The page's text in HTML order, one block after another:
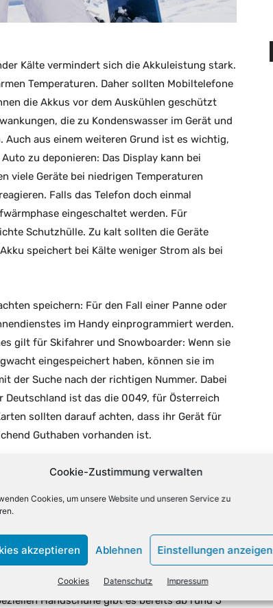
Cookie-Zustimmung verwalten
Cookies, um unsere Website und unseren Service zu
akzeptieren Ablehnen Einstellungen anzeigen
Cookies Datenschutz Impressum
Kälte vermindert sich die Akkuleistung stark.
Temperaturen. Daher sollten Mobiltelefone
die Akkus vor dem Auskühlen geschützt
die zu Kondenswasser im Gerät und
aus einem weiteren Grund ist es wichtig,
zu deponieren: Das Display kann bei
viele Geräte bei niedrigen Temperaturen
Falls das Telefon doch einmal
eingeschaltet werden. Für
Schutzhülle. Zu kalt sollten die Geräte
speichert bei Kälte weniger Strom als bei
speichern: Für den Fall einer Panne oder
im Handy einprogrammiert werden.
gilt für Skifahrer und Snowboarder: Wenn sie
eingespeichert haben, können sie im
der Suche nach der richtigen Nummer. Dabei
Deutschland ist das die 0049, für Österreich
sollten darauf achten, dass ihr Gerät für
Guthaben vorhanden ist.
bei dem der Handy-Besitzer nicht mehr
retten. Die Notrufleitstellen können
können Handybesitzer ihre Mobiltelefone
eines Smartphones kann mit normalen
mit speziellen Handschuhen möglich, die
Handschuhe gibt es bereits ab rund 5